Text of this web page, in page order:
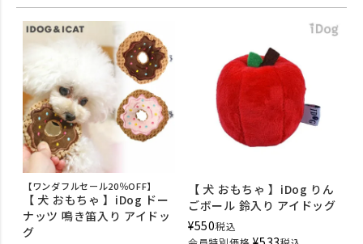
【ワンダフルセール20％OFF】
【 犬 おもちゃ 】iDog ドー
ナッツ 鳴き笛入り アイドッ
グ
【 犬 おもちゃ 】iDog りん
ごボール 鈴入り アイドッグ
¥550税込